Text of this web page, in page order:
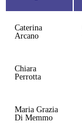
Caterina
Arcano
Chiara
Perrotta
Maria Grazia
Di Memmo